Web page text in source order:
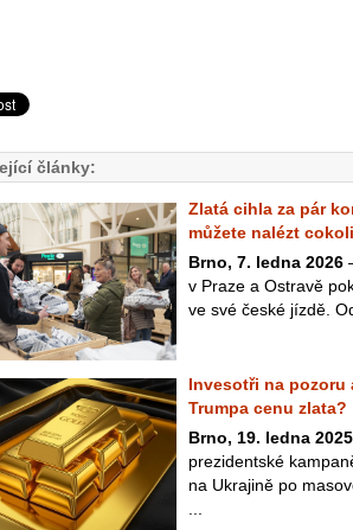
články:
Zlatá cihla za pár
můžete nalézt
Brno, 7. ledna 2026
v Praze a Ostravě
ve své české jízdě.
Invesotři na
Trumpa cenu zlata?
Brno, 19. ledna 2025
prezidentské
na Ukrajině po